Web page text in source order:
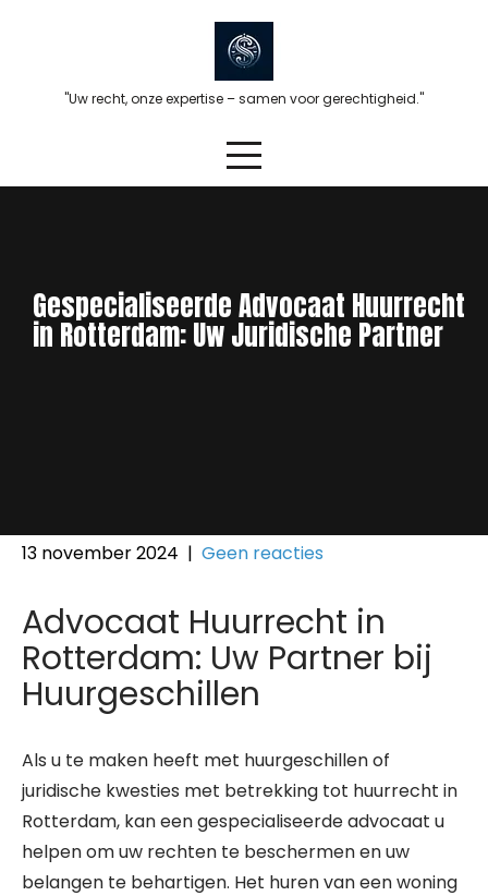
"Uw recht, onze expertise – samen voor gerechtigheid."
Gespecialiseerde Advocaat Huurrecht
in Rotterdam: Uw Juridische Partner
13 november 2024 | Geen reacties
Advocaat Huurrecht in
Rotterdam: Uw Partner bij
Huurgeschillen
Als u te maken heeft met huurgeschillen of
juridische kwesties met betrekking tot huurrecht in
Rotterdam, kan een gespecialiseerde advocaat u
helpen om uw rechten te beschermen en uw
belangen te behartigen. Het huren van een woning